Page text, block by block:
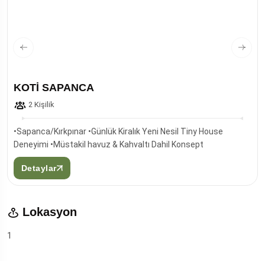
KOTİ SAPANCA
2 Kişilik
•Sapanca/Kırkpınar •Günlük Kiralık Yeni Nesil Tiny House
Deneyimi •Müstakil havuz & Kahvaltı Dahil Konsept
Detaylar
Lokasyon
1